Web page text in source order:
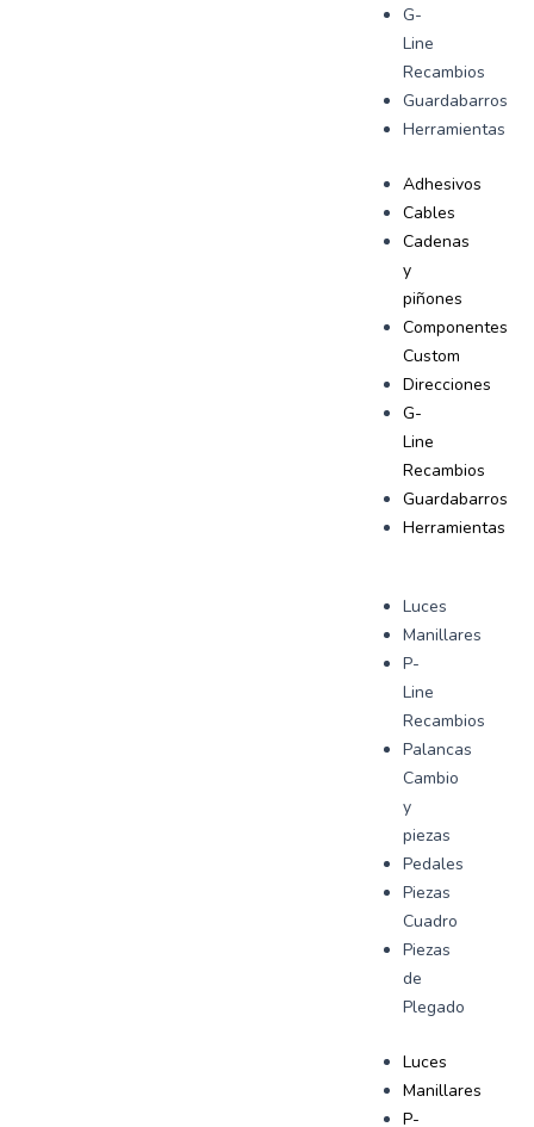
G-
Line
Recambios
Guardabarros
Herramientas
Adhesivos
Cables
Cadenas
y
piñones
Componentes
Custom
Direcciones
G-
Line
Recambios
Guardabarros
Herramientas
Luces
Manillares
P-
Line
Recambios
Palancas
Cambio
y
piezas
Pedales
Piezas
Cuadro
Piezas
de
Plegado
Luces
Manillares
P-